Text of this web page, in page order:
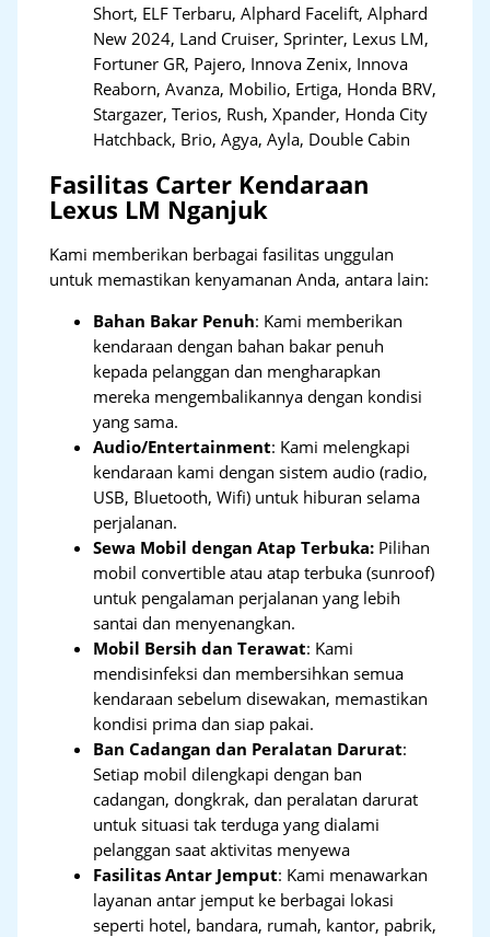
Short, ELF Terbaru, Alphard Facelift, Alphard
New 2024, Land Cruiser, Sprinter, Lexus LM,
Fortuner GR, Pajero, Innova Zenix, Innova
Reaborn, Avanza, Mobilio, Ertiga, Honda BRV,
Stargazer, Terios, Rush, Xpander, Honda City
Hatchback, Brio, Agya, Ayla, Double Cabin
Fasilitas Carter Kendaraan
Lexus LM Nganjuk
Kami memberikan berbagai fasilitas unggulan
untuk memastikan kenyamanan Anda, antara lain:
Bahan Bakar Penuh: Kami memberikan
kendaraan dengan bahan bakar penuh
kepada pelanggan dan mengharapkan
mereka mengembalikannya dengan kondisi
yang sama.
Audio/Entertainment: Kami melengkapi
kendaraan kami dengan sistem audio (radio,
USB, Bluetooth, Wifi) untuk hiburan selama
perjalanan.
Sewa Mobil dengan Atap Terbuka: Pilihan
mobil convertible atau atap terbuka (sunroof)
untuk pengalaman perjalanan yang lebih
santai dan menyenangkan.
Mobil Bersih dan Terawat: Kami
mendisinfeksi dan membersihkan semua
kendaraan sebelum disewakan, memastikan
kondisi prima dan siap pakai.
Ban Cadangan dan Peralatan Darurat:
Setiap mobil dilengkapi dengan ban
cadangan, dongkrak, dan peralatan darurat
untuk situasi tak terduga yang dialami
pelanggan saat aktivitas menyewa
Fasilitas Antar Jemput: Kami menawarkan
layanan antar jemput ke berbagai lokasi
seperti hotel, bandara, rumah, kantor, pabrik,